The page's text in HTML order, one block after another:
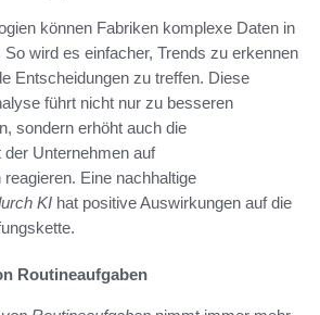
können Fabriken komplexe Daten in
wird es einfacher, Trends zu erkennen
Entscheidungen zu treffen. Diese
führt nicht nur zu besseren
sondern erhöht auch die
Unternehmen auf
Eine nachhaltige
KI hat positive Auswirkungen auf die
Routineaufgaben